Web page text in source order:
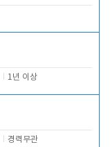
1년 이상
경력무관